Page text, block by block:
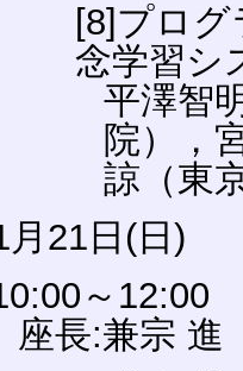
[8]プロ
念学習シ
平澤智
院），
諒（東
月21日(日)
～12:00
座長:兼宗 進